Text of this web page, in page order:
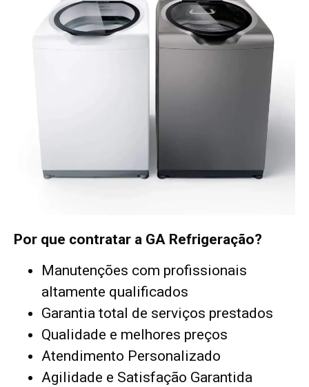
Por que contratar a GA Refrigeração?
Manutenções com profissionais
altamente qualificados
Garantia total de serviços prestados
Qualidade e melhores preços
Atendimento Personalizado
Agilidade e Satisfação Garantida